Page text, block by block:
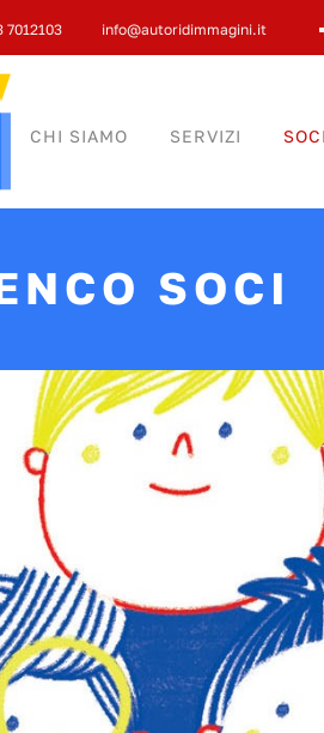
7012103 info@autoridimmagini.it
CHI SIAMO SERVIZI SOCI
SOCI